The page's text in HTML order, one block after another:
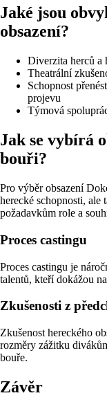
Jaké jsou
obsazení?
Diverzita herců a
Theatrální
Schopnost
projevu
Týmová
Jak se vybírá
bouři?
Pro výběr obsazení
herecké schopnosti, ale
požadavkům role a
Proces castingu
Proces castingu je
talentů, kteří dokážou
Zkušenosti z
Zkušenost hereckého
rozměry zážitku
bouře.
Závěr